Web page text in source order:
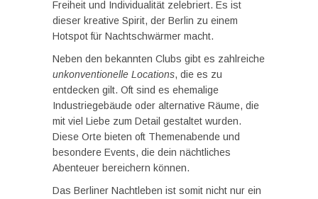
Freiheit und Individualität zelebriert. Es ist
dieser kreative Spirit, der Berlin zu einem
Hotspot für Nachtschwärmer macht.
Neben den bekannten Clubs gibt es zahlreiche
unkonventionelle Locations, die es zu
entdecken gilt. Oft sind es ehemalige
Industriegebäude oder alternative Räume, die
mit viel Liebe zum Detail gestaltet wurden.
Diese Orte bieten oft Themenabende und
besondere Events, die dein nächtliches
Abenteuer bereichern können.
Das Berliner Nachtleben ist somit nicht nur ein